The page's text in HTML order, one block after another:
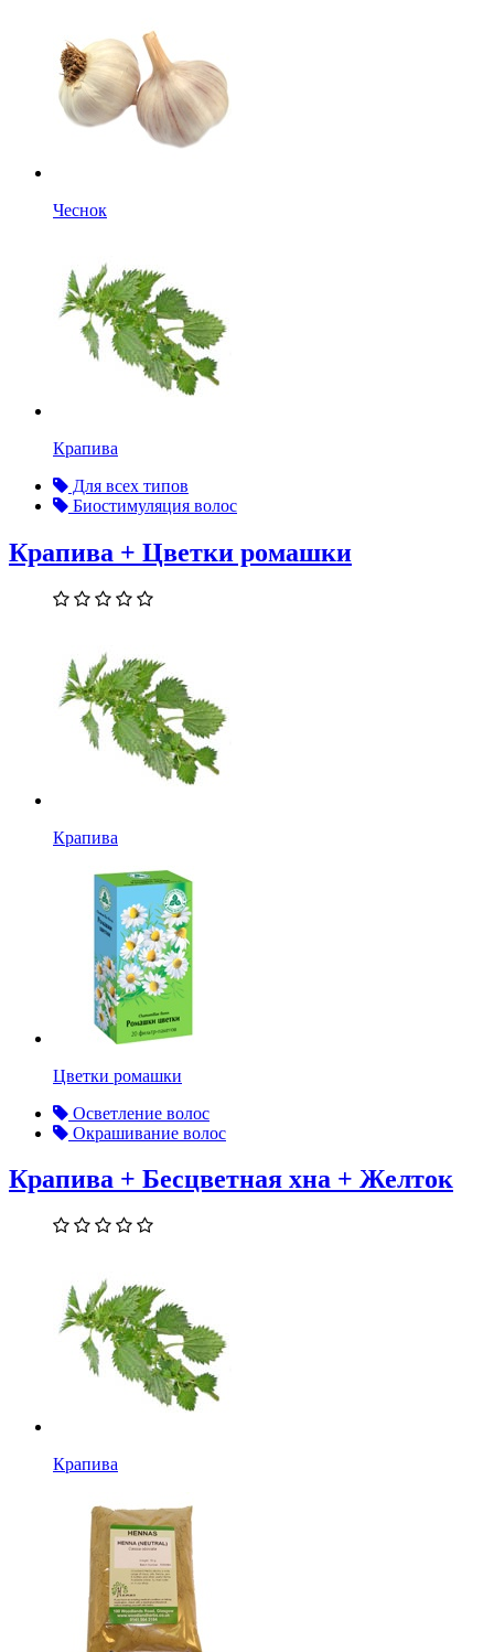
Чеснок
Крапива
Для всех типов
Биостимуляция волос
Крапива + Цветки ромашки
Крапива
Цветки ромашки
Осветление волос
Окрашивание волос
Крапива + Бесцветная хна + Желток
Крапива